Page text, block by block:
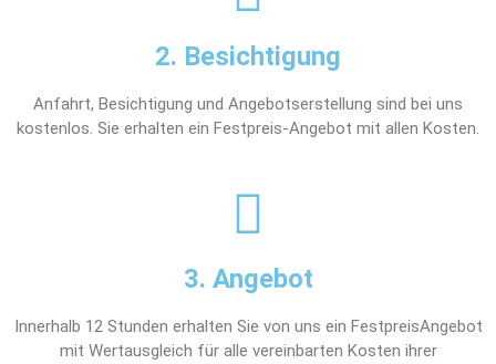
2. Besichtigung
Anfahrt, Besichtigung und Angebotserstellung sind bei uns
kostenlos. Sie erhalten ein Festpreis-Angebot mit allen Kosten.
3. Angebot
Innerhalb 12 Stunden erhalten Sie von uns ein FestpreisAngebot
mit Wertausgleich für alle vereinbarten Kosten ihrer